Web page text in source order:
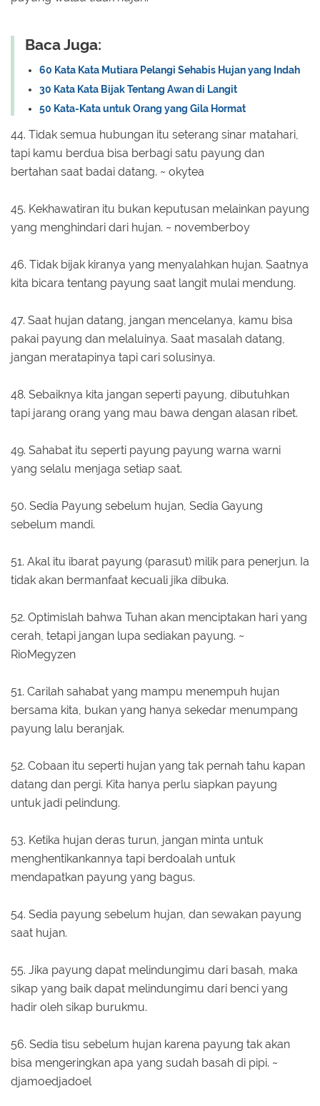
Baca Juga:
60 Kata Kata Mutiara Pelangi Sehabis Hujan yang Indah
30 Kata Kata Bijak Tentang Awan di Langit
50 Kata-Kata untuk Orang yang Gila Hormat
44. Tidak semua hubungan itu seterang sinar matahari,
tapi kamu berdua bisa berbagi satu payung dan
bertahan saat badai datang. ~ okytea
45. Kekhawatiran itu bukan keputusan melainkan payung
yang menghindari dari hujan. ~ novemberboy
46. Tidak bijak kiranya yang menyalahkan hujan. Saatnya
kita bicara tentang payung saat langit mulai mendung.
47. Saat hujan datang, jangan mencelanya, kamu bisa
pakai payung dan melaluinya. Saat masalah datang,
jangan meratapinya tapi cari solusinya.
48. Sebaiknya kita jangan seperti payung, dibutuhkan
tapi jarang orang yang mau bawa dengan alasan ribet.
49. Sahabat itu seperti payung payung warna warni
yang selalu menjaga setiap saat.
50. Sedia Payung sebelum hujan, Sedia Gayung
sebelum mandi.
51. Akal itu ibarat payung (parasut) milik para penerjun. Ia
tidak akan bermanfaat kecuali jika dibuka.
52. Optimislah bahwa Tuhan akan menciptakan hari yang
cerah, tetapi jangan lupa sediakan payung. ~
RioMegyzen
51. Carilah sahabat yang mampu menempuh hujan
bersama kita, bukan yang hanya sekedar menumpang
payung lalu beranjak.
52. Cobaan itu seperti hujan yang tak pernah tahu kapan
datang dan pergi. Kita hanya perlu siapkan payung
untuk jadi pelindung.
53. Ketika hujan deras turun, jangan minta untuk
menghentikankannya tapi berdoalah untuk
mendapatkan payung yang bagus.
54. Sedia payung sebelum hujan, dan sewakan payung
saat hujan.
55. Jika payung dapat melindungimu dari basah, maka
sikap yang baik dapat melindungimu dari benci yang
hadir oleh sikap burukmu.
56. Sedia tisu sebelum hujan karena payung tak akan
bisa mengeringkan apa yang sudah basah di pipi. ~
djamoedjadoel